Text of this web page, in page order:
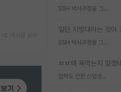
SSH 박사과정을 그만두고 지방대 박사로 옮기면 교수의 꿈은 끝일까요?
SSH 박사과정을 그만두고 지방대 박사로 옮기면 교수의 꿈은 끝일까요?
ㅉㅉ왜 욕먹는지 알겠네
입학도 안한 신입생이 원래 관심을 받나요